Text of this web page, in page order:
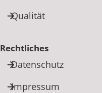
Qualität
Rechtliches
Datenschutz
Impressum